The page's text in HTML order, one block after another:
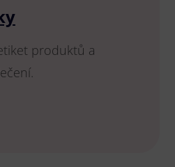
produktů a